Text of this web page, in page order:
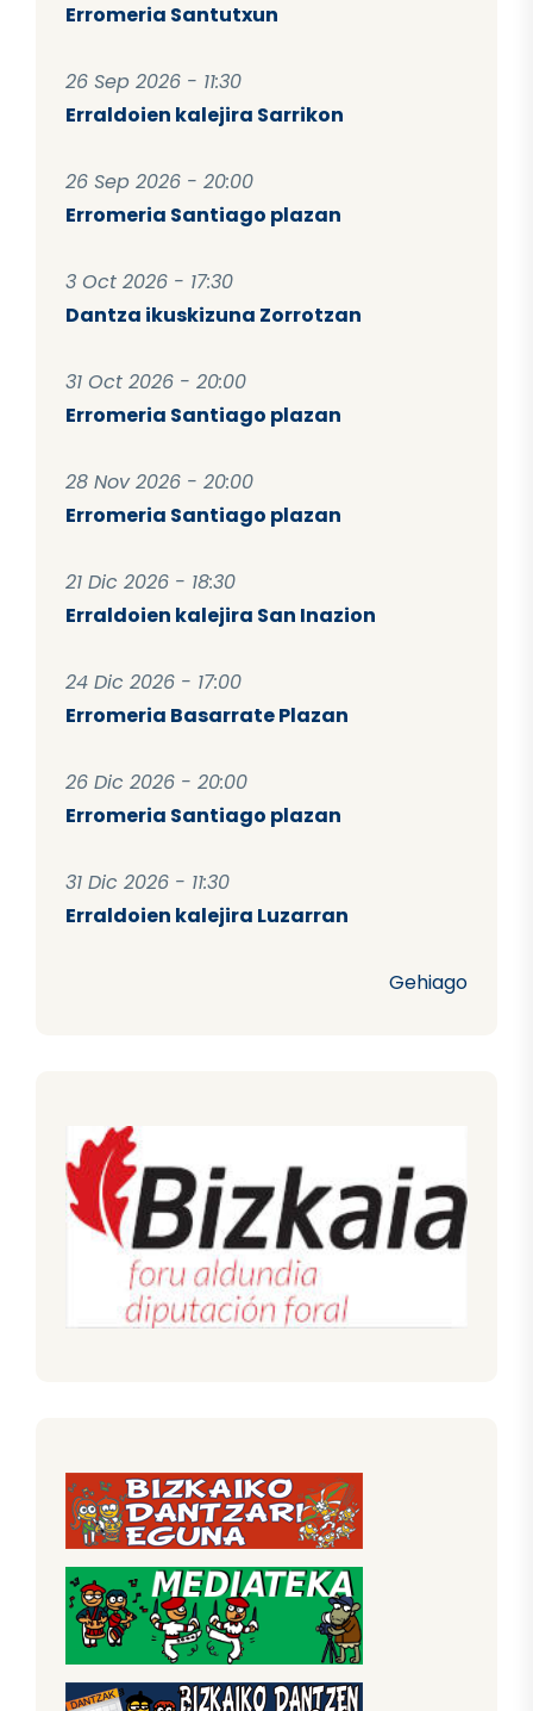
Erromeria Santutxun
26 Sep 2026 - 11:30
Erraldoien kalejira Sarrikon
26 Sep 2026 - 20:00
Erromeria Santiago plazan
3 Oct 2026 - 17:30
Dantza ikuskizuna Zorrotzan
31 Oct 2026 - 20:00
Erromeria Santiago plazan
28 Nov 2026 - 20:00
Erromeria Santiago plazan
21 Dic 2026 - 18:30
Erraldoien kalejira San Inazion
24 Dic 2026 - 17:00
Erromeria Basarrate Plazan
26 Dic 2026 - 20:00
Erromeria Santiago plazan
31 Dic 2026 - 11:30
Erraldoien kalejira Luzarran
Gehiago